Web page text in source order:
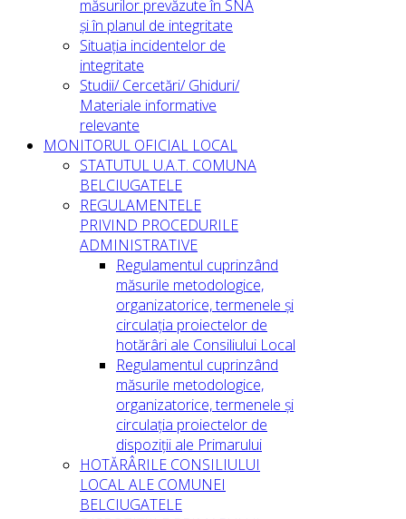
măsurilor prevăzute în SNA
și în planul de integritate
Situația incidentelor de
integritate
Studii/ Cercetări/ Ghiduri/
Materiale informative
relevante
MONITORUL OFICIAL LOCAL
STATUTUL U.A.T. COMUNA
BELCIUGATELE
REGULAMENTELE
PRIVIND PROCEDURILE
ADMINISTRATIVE
Regulamentul cuprinzând
măsurile metodologice,
organizatorice, termenele și
circulația proiectelor de
hotărâri ale Consiliului Local
Regulamentul cuprinzând
măsurile metodologice,
organizatorice, termenele și
circulația proiectelor de
dispoziții ale Primarului
HOTĂRÂRILE CONSILIULUI
LOCAL ALE COMUNEI
BELCIUGATELE